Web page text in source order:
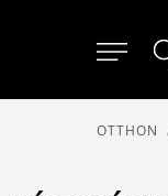
OTTHON